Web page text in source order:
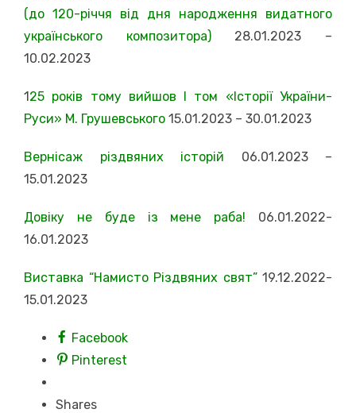
(до 120-річчя від дня народження видатного
українського композитора)28.01.2023 –
10.02.2023
125 років тому вийшов І том «Історії України-
Руси» М. Грушевського 15.01.2023 – 30.01.2023
Вернісаж різдвяних історій 06.01.2023 –
15.01.2023
Довіку не буде із мене раба! 06.01.2022-
16.01.2023
Виставка “Намисто Різдвяних свят”19.12.2022-
15.01.2023
Facebook
Pinterest
Shares